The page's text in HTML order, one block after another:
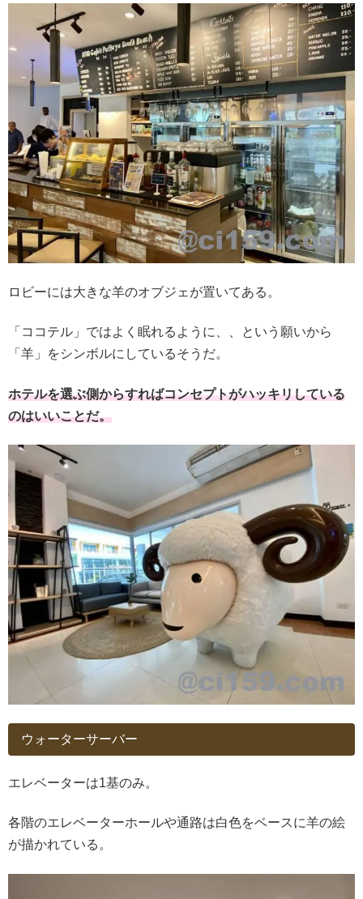
ロビーには大きな羊のオブジェが置いてある。
「ココテル」ではよく眠れるように、、という願いから
「羊」をシンボルにしているそうだ。
ホテルを選ぶ側からすればコンセプトがハッキリしている
のはいいことだ。
ウォーターサーバー
エレベーターは1基のみ。
各階のエレベーターホールや通路は白色をベースに羊の絵
が描かれている。